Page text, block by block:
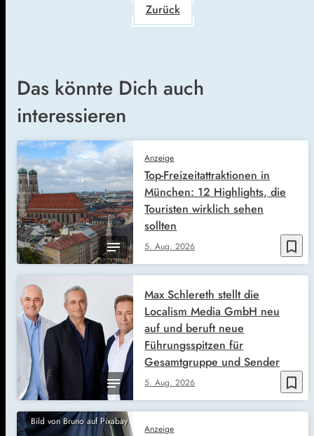
Zurück
Das könnte Dich auch
interessieren
bookmark_border
Anzeige
5. Aug. 2026
Top-Freizeitattraktionen in
München: 12 Highlights, die
Touristen wirklich sehen
sollten
bookmark_border
5. Aug. 2026
Max Schlereth stellt die
Localism Media GmbH neu
auf und beruft neue
Führungsspitzen für
Gesamtgruppe und Sender
Bild von Bruno auf Pixabay
Anzeige